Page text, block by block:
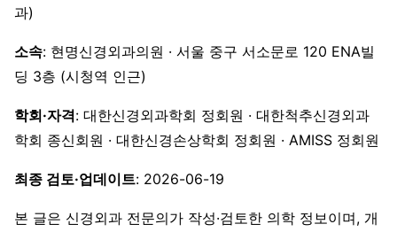
과)
소속: 현명신경외과의원 · 서울 중구 서소문로 120 ENA빌
딩 3층 (시청역 인근)
학회·자격: 대한신경외과학회 정회원 · 대한척추신경외과
학회 종신회원 · 대한신경손상학회 정회원 · AMISS 정회원
최종 검토·업데이트: 2026-06-19
본 글은 신경외과 전문의가 작성·검토한 의학 정보이며, 개